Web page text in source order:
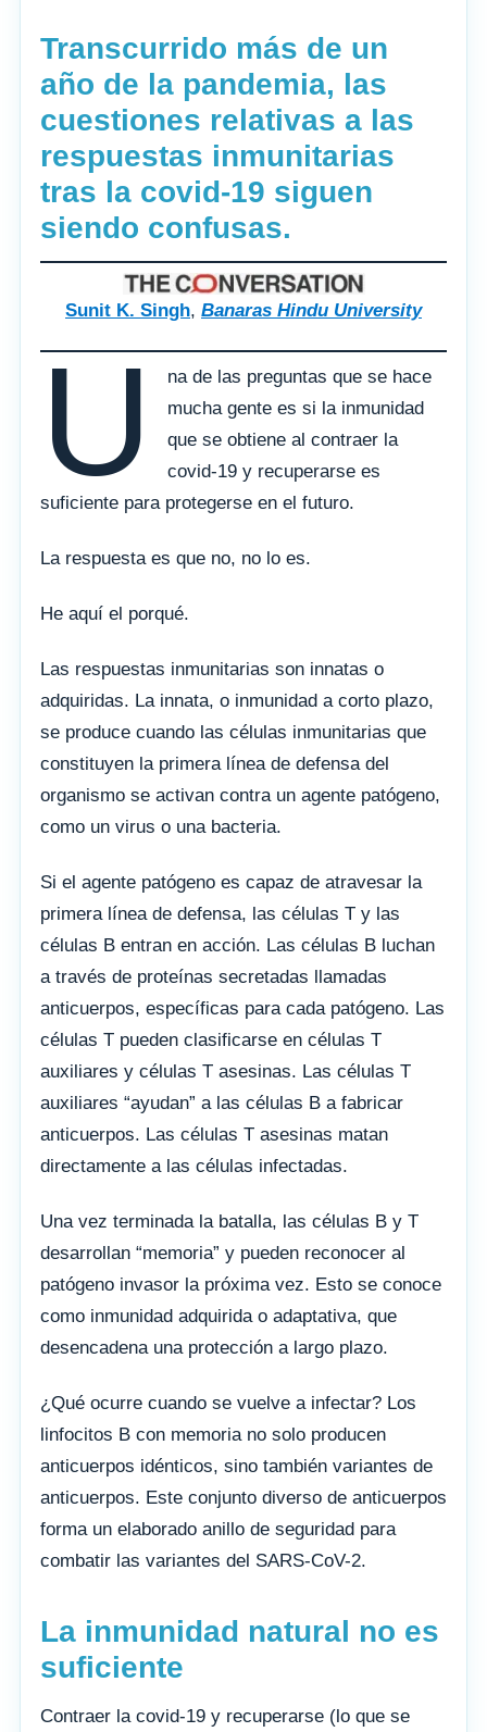
Transcurrido más de un
año de la pandemia, las
cuestiones relativas a las
respuestas inmunitarias
tras la covid-19 siguen
siendo confusas.
Sunit K. Singh, Banaras Hindu University
U
na de las preguntas que se hace
mucha gente es si la inmunidad
que se obtiene al contraer la
covid-19 y recuperarse es
suficiente para protegerse en el futuro.
La respuesta es que no, no lo es.
He aquí el porqué.
Las respuestas inmunitarias son innatas o
adquiridas. La innata, o inmunidad a corto plazo,
se produce cuando las células inmunitarias que
constituyen la primera línea de defensa del
organismo se activan contra un agente patógeno,
como un virus o una bacteria.
Si el agente patógeno es capaz de atravesar la
primera línea de defensa, las células T y las
células B entran en acción. Las células B luchan
a través de proteínas secretadas llamadas
anticuerpos, específicas para cada patógeno. Las
células T pueden clasificarse en células T
auxiliares y células T asesinas. Las células T
auxiliares “ayudan” a las células B a fabricar
anticuerpos. Las células T asesinas matan
directamente a las células infectadas.
Una vez terminada la batalla, las células B y T
desarrollan “memoria” y pueden reconocer al
patógeno invasor la próxima vez. Esto se conoce
como inmunidad adquirida o adaptativa, que
desencadena una protección a largo plazo.
¿Qué ocurre cuando se vuelve a infectar? Los
linfocitos B con memoria no solo producen
anticuerpos idénticos, sino también variantes de
anticuerpos. Este conjunto diverso de anticuerpos
forma un elaborado anillo de seguridad para
combatir las variantes del SARS-CoV-2.
La inmunidad natural no es
suficiente
Contraer la covid-19 y recuperarse (lo que se